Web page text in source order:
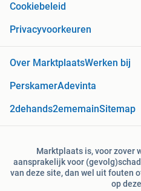
Cookiebeleid
Privacyvoorkeuren
Over MarktplaatsWerken bij
PerskamerAdevinta
2dehands2ememainSitemap
Marktplaats is, voor zover
aansprakelijk voor
van deze site, dan wel uit fouten
op